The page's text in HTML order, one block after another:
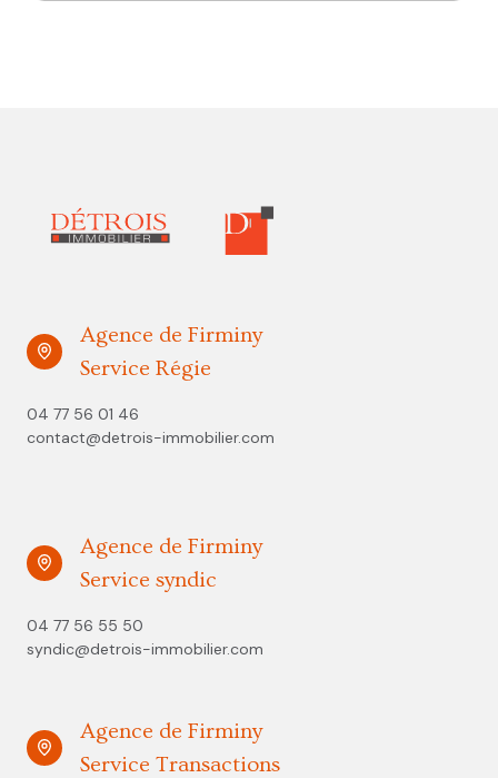
Agence de Firminy
Service Régie
04 77 56 01 46
contact@detrois-immobilier.com
Agence de Firminy
Service syndic
04 77 56 55 50
syndic@detrois-immobilier.com
Agence de Firminy
Service Transactions